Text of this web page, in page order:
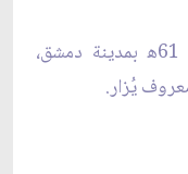
تُوفّيت(رضي الله عنها) في 5 صفر 61ﻫ بمدينة دمشق،
يُزار.